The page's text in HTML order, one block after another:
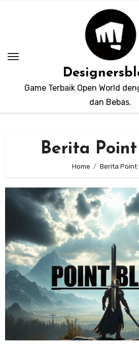
Game Terbaik Open World
dan Bebas.
Berita
Home Berita Point